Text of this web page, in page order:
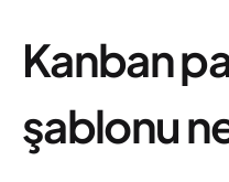
Kanban
şablonu